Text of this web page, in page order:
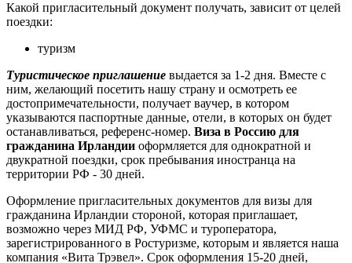
Какой пригласительный документ получать, зависит от целей
поездки:
туризм
Туристическое приглашение выдается за 1-2 дня. Вместе с
ним, желающий посетить нашу страну и осмотреть ее
достопримечательности, получает ваучер, в котором
указываются паспортные данные, отели, в которых он будет
останавливаться, референс-номер. Виза в Россию для
гражданина Ирландии оформляется для однократной и
двукратной поездки, срок пребывания иностранца на
территории РФ - 30 дней.
Оформление пригласительных документов для визы для
гражданина Ирландии стороной, которая приглашает,
возможно через МИД РФ, УФМС и туроператора,
зарегистрированного в Ростуризме, которым и является наша
компания «Вита Трэвел». Срок оформления 15-20 дней,